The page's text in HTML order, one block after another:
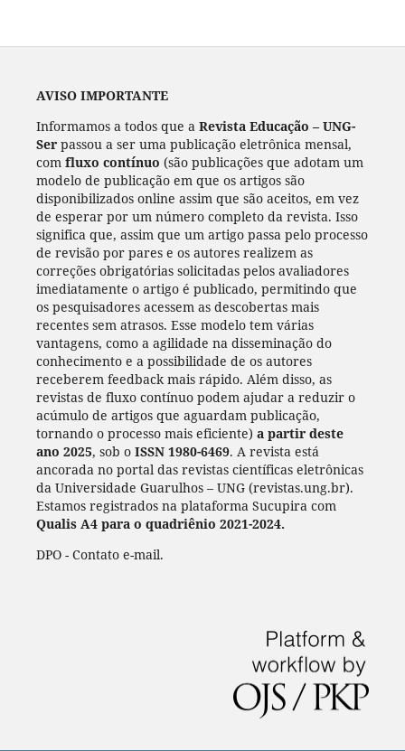
AVISO IMPORTANTE
Informamos a todos que a Revista Educação – UNG-
Serpassou a ser uma publicação eletrônica mensal,
com fluxo contínuo (são publicações que adotam um
modelo de publicação em que os artigos são
disponibilizados online assim que são aceitos, em vez
de esperar por um número completo da revista. Isso
significa que, assim que um artigo passa pelo processo
de revisão por pares e os autores realizem as
correções obrigatórias solicitadas pelos avaliadores
imediatamente o artigo é publicado, permitindo que
os pesquisadores acessem as descobertas mais
recentes sem atrasos. Esse modelo tem várias
vantagens, como a agilidade na disseminação do
conhecimento e a possibilidade de os autores
receberem feedback mais rápido. Além disso, as
revistas de fluxo contínuo podem ajudar a reduzir o
acúmulo de artigos que aguardam publicação,
tornando o processo mais eficiente) a partir deste
ano 2025, sob o ISSN 1980-6469. A revista está
ancorada no portal das revistas científicas eletrônicas
da Universidade Guarulhos – UNG (revistas.ung.br).
Estamos registrados na plataforma Sucupira com
Qualis A4 para o quadriênio 2021-2024.
DPO - Contato e-mail.